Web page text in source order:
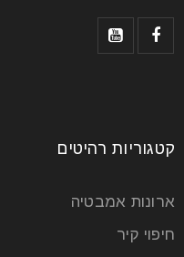
קטגוריות רהיטים
ארונות אמבטיה
חיפוי קיר